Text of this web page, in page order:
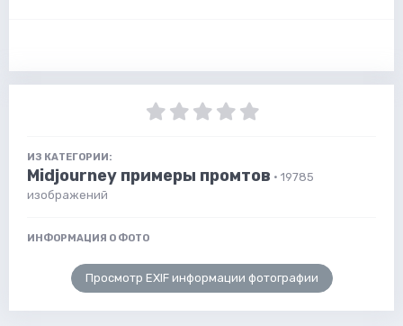
ИЗ КАТЕГОРИИ:
Midjourney примеры промтов · 19785
изображений
ИНФОРМАЦИЯ О ФОТО
Просмотр EXIF информации фотографии